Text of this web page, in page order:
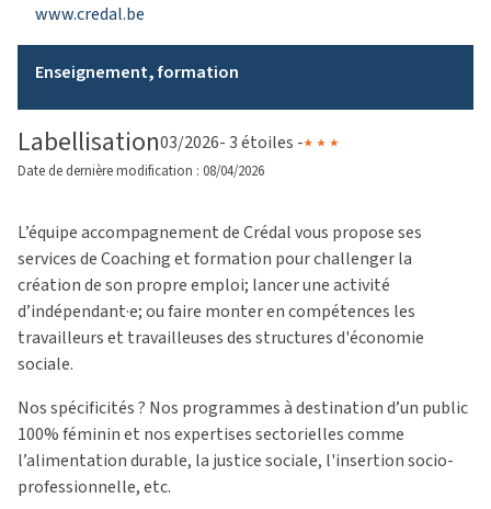
www.credal.be
Enseignement, formation
Labellisation03/2026- 3 étoiles -
Date de dernière modification : 08/04/2026
L’équipe accompagnement de Crédal vous propose ses
services de Coaching et formation pour challenger la
création de son propre emploi; lancer une activité
d’indépendant·e; ou faire monter en compétences les
travailleurs et travailleuses des structures d'économie
sociale.
Nos spécificités ? Nos programmes à destination d’un public
100% féminin et nos expertises sectorielles comme
l’alimentation durable, la justice sociale, l'insertion socio-
professionnelle, etc.